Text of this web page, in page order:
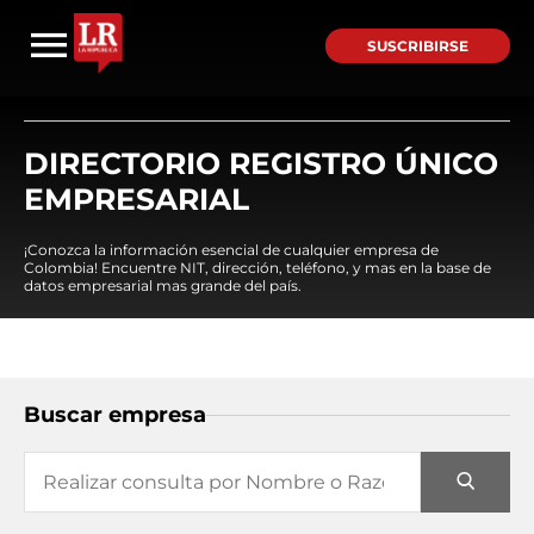
SUSCRIBIRSE
DIRECTORIO REGISTRO ÚNICO
EMPRESARIAL
¡Conozca la información esencial de cualquier empresa de
Colombia! Encuentre NIT, dirección, teléfono, y mas en la base de
datos empresarial mas grande del país.
Buscar empresa